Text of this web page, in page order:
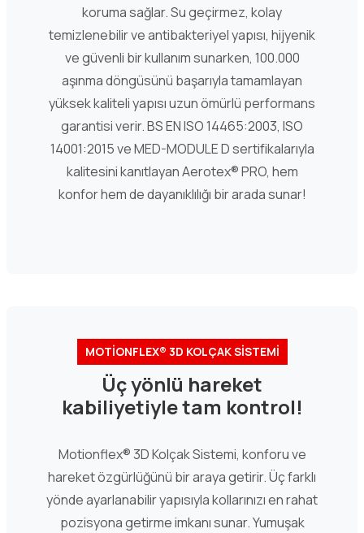
koruma sağlar. Su geçirmez, kolay
temizlenebilir ve antibakteriyel yapısı, hijyenik
ve güvenli bir kullanım sunarken, 100.000
aşınma döngüsünü başarıyla tamamlayan
yüksek kaliteli yapısı uzun ömürlü performans
garantisi verir. BS EN ISO 14465:2003, ISO
14001:2015 ve MED-MODULE D sertifikalarıyla
kalitesini kanıtlayan Aerotex® PRO, hem
konfor hem de dayanıklılığı bir arada sunar!
MOTİONFLEX® 3D KOLÇAK SİSTEMİ
Üç yönlü hareket
kabiliyetiyle tam kontrol!
Motionflex® 3D Kolçak Sistemi, konforu ve
hareket özgürlüğünü bir araya getirir. Üç farklı
yönde ayarlanabilir yapısıyla kollarınızı en rahat
pozisyona getirme imkanı sunar. Yumuşak